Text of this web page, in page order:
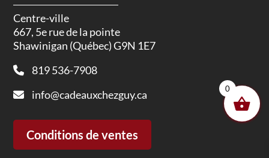
Centre-ville
667, 5e rue de la pointe
Shawinigan (Québec) G9N 1E7
819 536-7908
info@cadeauxchezguy.ca
Conditions de ventes
0